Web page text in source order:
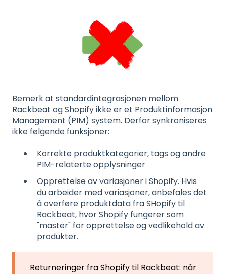
Bemerk at standardintegrasjonen mellom
Rackbeat og Shopify ikke er et Produktinformasjon
Management (PIM) system. Derfor synkroniseres
ikke følgende funksjoner:
Korrekte produktkategorier, tags og andre
PIM-relaterte opplysninger
Opprettelse av variasjoner i Shopify. Hvis
du arbeider med variasjoner, anbefales det
å overføre produktdata fra SHopify til
Rackbeat, hvor Shopify fungerer som
"master" for opprettelse og vedlikehold av
produkter.
Returneringer fra Shopify til Rackbeat: når